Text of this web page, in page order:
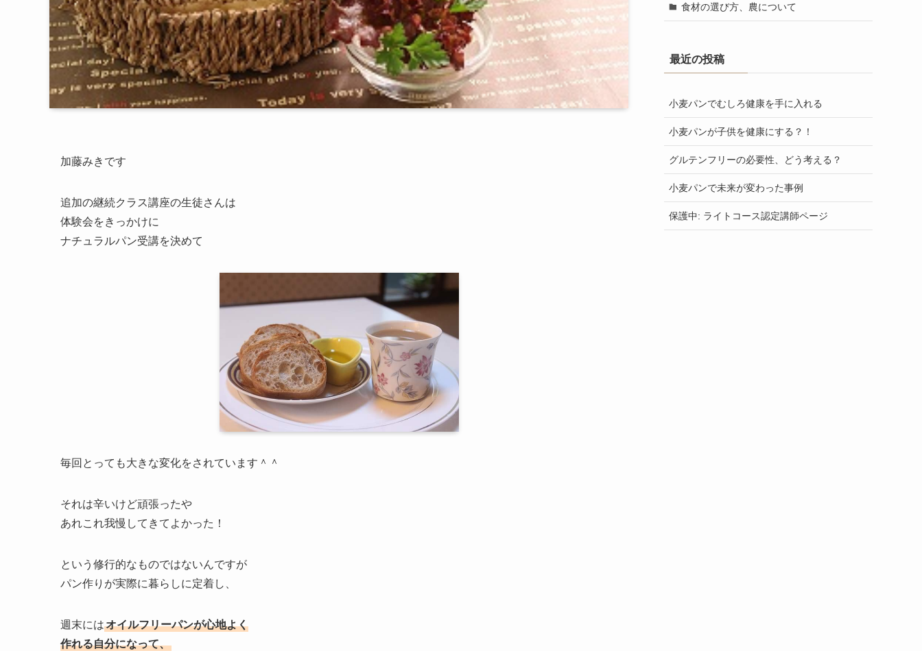
加藤みきです
追加の継続クラス講座の生徒さんは
体験会をきっかけに
ナチュラルパン受講を決めて
毎回とっても大きな変化をされています＾＾
それは辛いけど頑張ったや
あれこれ我慢してきてよかった！
という修行的なものではないんですが
パン作りが実際に暮らしに定着し、
週末にはオイルフリーパンが心地よく
作れる自分になって、
食材の選び方、農について
最近の投稿
小麦パンでむしろ健康を手に入れる
小麦パンが子供を健康にする？！
グルテンフリーの必要性、どう考える？
小麦パンで未来が変わった事例
保護中: ライトコース認定講師ページ